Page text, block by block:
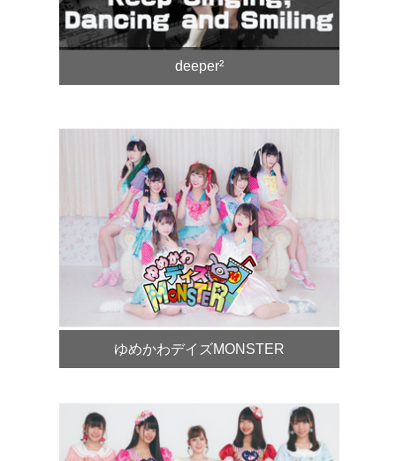
deeper²
ゆめかわデイズMONSTER